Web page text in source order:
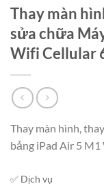
Thay màn
sửa chữa
Wifi Cellular
Thay màn hình,
bảng iPad Air 5
✅ Dịch vụ